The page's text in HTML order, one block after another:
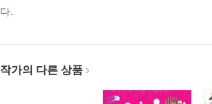
다.
작가의 다른 상품